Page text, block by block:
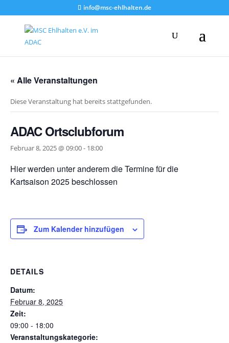
info@msc-ehlhalten.de
« Alle Veranstaltungen
Diese Veranstaltung hat bereits stattgefunden.
ADAC Ortsclubforum
Februar 8, 2025 @ 09:00- 18:00
Hier werden unter anderem die Termine für die
Kartsaison 2025 beschlossen
Zum Kalender hinzufügen
DETAILS
Datum:
Februar 8, 2025
Zeit:
09:00 - 18:00
Veranstaltungskategorie: